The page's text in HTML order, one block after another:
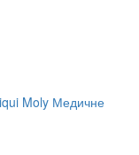
Moly Медичне